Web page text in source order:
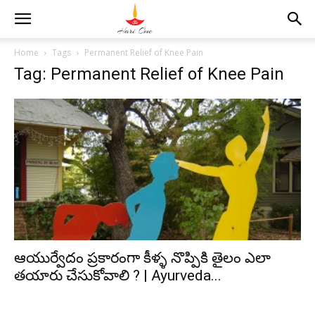
Home Tags Permanent Relief of Knee Pain
Tag: Permanent Relief of Knee Pain
ఆయుర్వేదం ప్రకారంగా కీళ్ళ నొప్పికి తైలం ఎలా
తయారు చేసుకోవాలి ? | Ayurveda...